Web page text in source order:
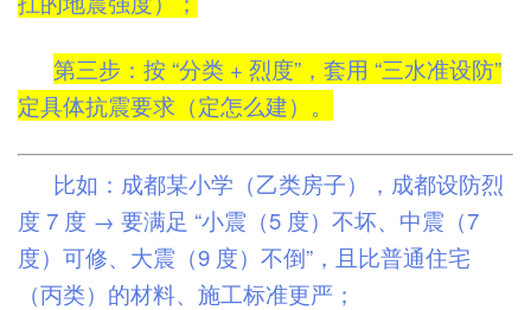
第三步：按 “分类 + 烈度”，套用 “三水准设防”
定具体抗震要求（定怎么建）。
比如：成都某小学（乙类房子），成都设防烈
度 7 度 → 要满足 “小震（5 度）不坏、中震（7
度）可修、大震（9 度）不倒”，且比普通住宅
（丙类）的材料、施工标准更严；